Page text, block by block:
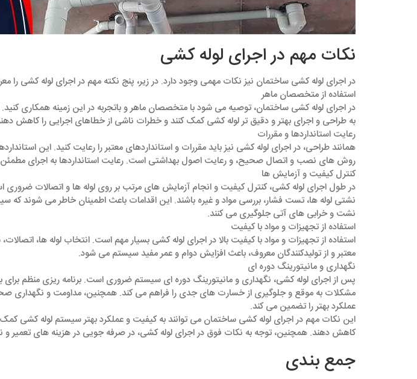
نکات مهم در اجرای لوله‌ کشی
در اجرای لوله ‌کشی ساختمان نیز نکات مهمی وجود دارد. در زیر، پنج نکته مهم در اجرای لوله ‌کشی را
استفاده از متخصصان ماهر
در اجرای لوله ‌کشی ساختمان، توصیه می ‌شود با متخصصان ماهر و باتجربه در این زمینه همکاری
به طراحی و اجرای بهتر و دقیق ‌تر لوله‌ کشی کمک کنند و خطرات ناشی از خطاهای اجرایی را کاهش
رعایت استانداردها و مقررات
همانند طراحی، در اجرای لوله ‌کشی نیز باید مقررات و استانداردهای معتبر را رعایت کنید. این
روش ‌های نصب و اتصال صحیح، و رعایت اصول بهداشتی است. رعایت استانداردها به اجرای
کنترل کیفیت و آزمایش‌ ها
در طول اجرای لوله‌ کشی، کنترل کیفیت و انجام آزمایش ‌های مرتب بر روی لوله‌ ها و اتصالات
نشتی لوله‌ ها، تست فشار، بررسی مواد و غیره باشند. این اقدامات باعث اطمینان خاطر می ‌شوند که
نشت و خرابی ‌های آتی جلوگیری می ‌کنند.
استفاده از تجهیزات و مواد با کیفیت
استفاده از تجهیزات و مواد با کیفیت بالا در اجرای لوله‌ کشی بسیار مهم است. انتخاب لوله‌ ها،
معتبر و از تولیدکنندگان معروف، باعث افزایش دوام و عمر مفید سیستم می ‌شود.
نگهداری و مانیتورینگ دوره ‌ای
پس از اجرای لوله ‌کشی، نگهداری و مانیتورینگ دوره ‌ای سیستم ضروری است. برنامه ‌ریزی منظم
مشکلات به موقع و جلوگیری از خسارت‌ های جدی را فراهم می ‌کند. همچنین، مداومت و نگهداری
عملکرد بهتر را تضمین می‌ کند.
این نکات مهم در اجرای لوله ‌کشی ساختمان می‌ توانند به کیفیت و عملکرد بهتر سیستم لوله ‌کشی کمک
کاهش دهند. همچنین، توجه به نکات فوق در اجرای لوله ‌کشی، در صرفه ‌جویی در هزینه ‌های تعمیر و
جمع بندی